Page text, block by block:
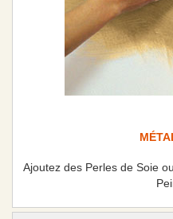
Ajoutez des Perles de Soie